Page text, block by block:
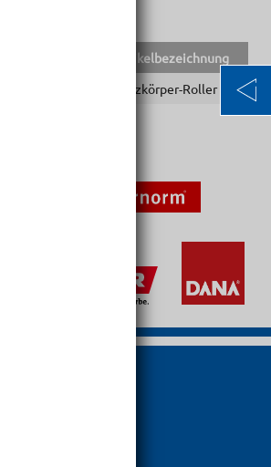
Artikelbezeichnung
Heizkörper-Roller Set